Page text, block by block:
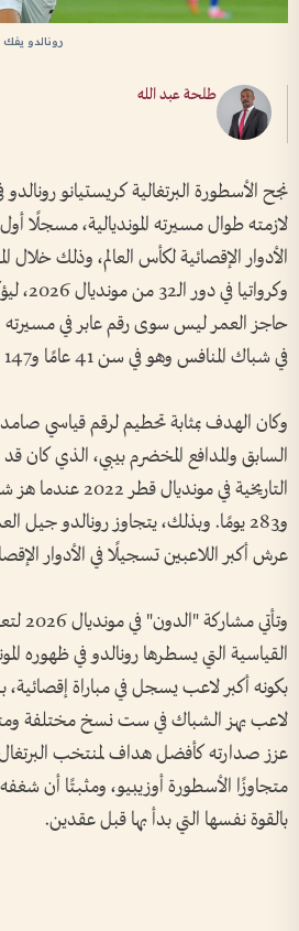
رونالدو يفك
طلحة عبد الله
نجح الأسطورة البرتغالية كريستيانو رونالدو
لازمته طوال مسيرته المونديالية، مسجلًا
الأدوار الإقصائية لكأس العالم، وذلك خلال
حاجز العمر ليس سوى رقم عابر في
في شباك المنافس وهو في سن 41 عامًا و147 يومًا.
وكان الهدف بمثابة تحطيم لرقم قياسي
السابق والمدافع المخضرم بيبي، الذي كان
و283 يومًا. وبذلك، يتجاوز رونالدو جيل
عرش أكبر اللاعبين تسجيلًا في الأدوار
وتأتي
القياسية التي يسطرها رونالدو في ظهوره
بكونه أكبر لاعب يسجل في مباراة إقصائية،
لاعب يهز الشباك في ست نسخ مختلفة
عزز صدارته كأفضل هداف لمنتخب البرتغال
متجاوزًا الأسطورة أوزيبيو، ومثبتًا أن
بالقوة نفسها التي بدأ بها قبل عقدين.